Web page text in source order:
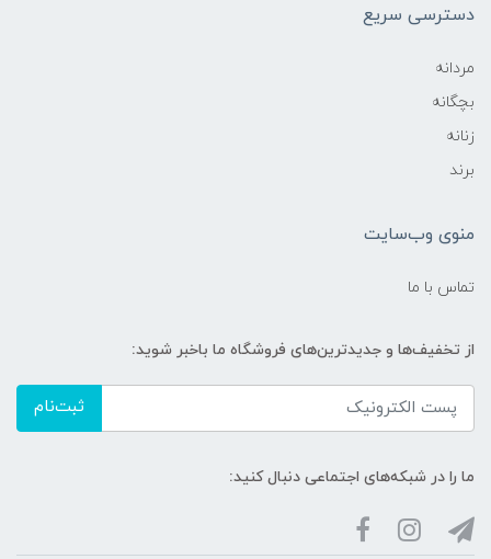
دسترسی سریع
مردانه
بچگانه
زنانه
برند
منوی وب‌سایت
تماس با ما
از تخفیف‌ها و جدیدترین‌های فروشگاه ما باخبر شوید:
ثبت‌نام
ما را در شبکه‌های اجتماعی دنبال کنید: